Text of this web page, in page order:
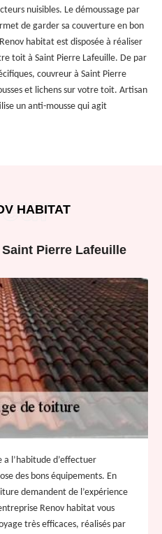
nuisibles. Le démoussage par
de garder sa couverture en bon
habitat est disposée à réaliser
toit à Saint Pierre Lafeuille. De par
couvreur à Saint Pierre
et lichens sur votre toit. Artisan
un anti-mousse qui agit
HABITAT
Pierre Lafeuille
a l’habitude d’effectuer
des bons équipements. En
demandent de l’expérience
Renov habitat vous
très efficaces, réalisés par